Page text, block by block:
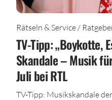
Rätseln & Service /
TV-Tipp: „Boykotte,
Skandale – Musik
Juli bei RTL
TV-Tipp: Musikskandale